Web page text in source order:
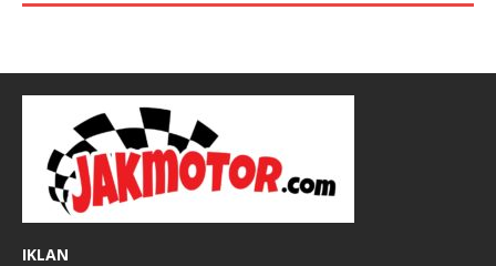
IKLAN